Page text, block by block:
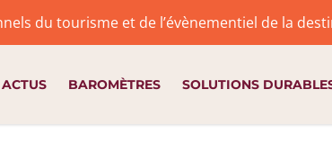
du tourisme et de l’évènementiel de la
ACTUS BAROMÈTRES SOLUTIONS